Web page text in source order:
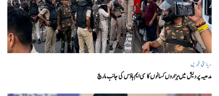
ریاستی خبریں
مدھیہ پردیش میں ہزاروں کسانوں کا سی ایم ہاؤس کی جانب مارچ